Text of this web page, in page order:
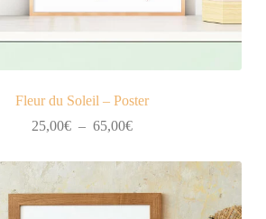
Fleur du Soleil – Poster
25,00€ – 65,00€Plage
25,00€
à
65,00€